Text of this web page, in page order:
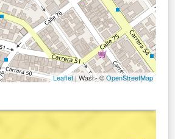
Leaflet | Wasi - ©OpenStreetMap